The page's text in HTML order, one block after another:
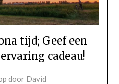
tijd; Geef een
cadeau!
door David